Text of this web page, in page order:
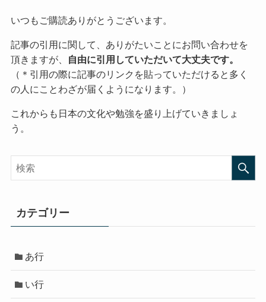
いつもご購読ありがとうございます。
記事の引用に関して、ありがたいことにお問い合わせを
頂きますが、
自由に引用していただいて大丈夫です。
（＊引用の際に記事のリンクを貼っていただけると多く
の人にことわざが届くようになります。）
これからも日本の文化や勉強を盛り上げていきましょ
う。
カテゴリー
あ行
い行